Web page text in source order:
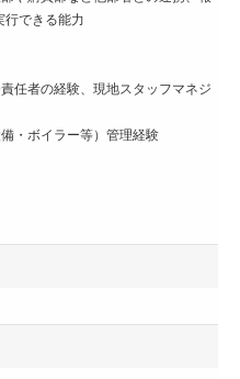
行できる能力
任者の経験、現地スタッフマネジ
・ボイラー等）管理経験